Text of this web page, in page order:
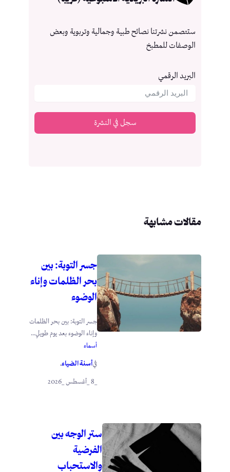
ستتصمن نشرتنا نصائح طبية وجمالية وتربوية وبعض
الوصفات للمطبخ
البريد الرقمي
سجل في النشرة
مقالات مشابهة
جسر التوبة: بين
بحر الظلمات وإناء
الوضوء
جسر التوبة: بين بحر الظلمات
وإناء الوضوء بعد يوم طويلٍ...
أسماء
فيأسنة الضياء.
ستر الوجه بين
الفرضية
والاستحباب